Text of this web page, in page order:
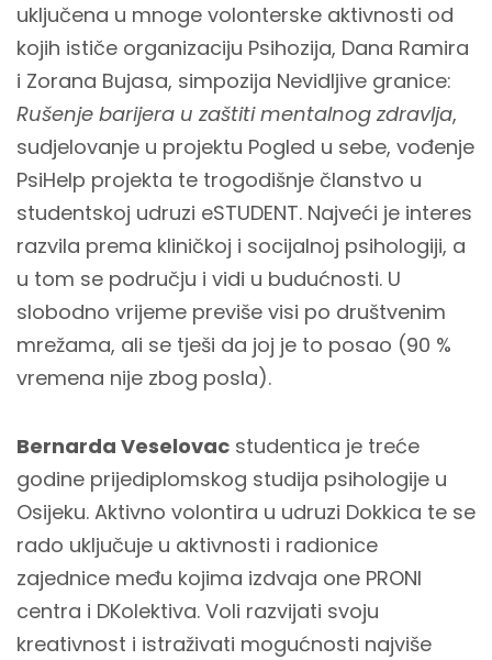
uključena u mnoge volonterske aktivnosti od
kojih ističe organizaciju Psihozija, Dana Ramira
i Zorana Bujasa, simpozija Nevidljive granice:
Rušenje barijera u zaštiti mentalnog zdravlja,
sudjelovanje u projektu Pogled u sebe, vođenje
PsiHelp projekta te trogodišnje članstvo u
studentskoj udruzi eSTUDENT. Najveći je interes
razvila prema kliničkoj i socijalnoj psihologiji, a
u tom se području i vidi u budućnosti. U
slobodno vrijeme previše visi po društvenim
mrežama, ali se tješi da joj je to posao (90 %
vremena nije zbog posla).
Bernarda Veselovac studentica je treće
godine prijediplomskog studija psihologije u
Osijeku. Aktivno volontira u udruzi Dokkica te se
rado uključuje u aktivnosti i radionice
zajednice među kojima izdvaja one PRONI
centra i DKolektiva. Voli razvijati svoju
kreativnost i istraživati mogućnosti najviše